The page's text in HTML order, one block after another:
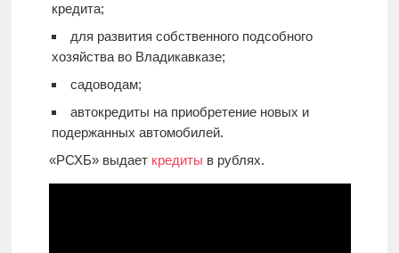
кредита;
для развития собственного подсобного
хозяйства во Владикавказе;
садоводам;
автокредиты на приобретение новых и
подержанных автомобилей.
«РСХБ» выдает кредиты в рублях.